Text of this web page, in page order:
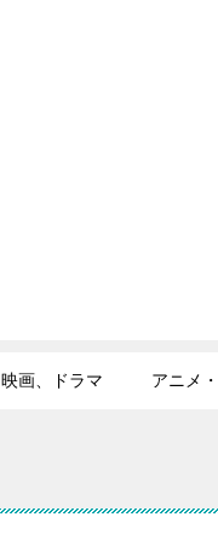
映画、ドラマ アニメ